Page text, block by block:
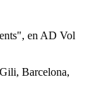
en AD Vol
Barcelona,